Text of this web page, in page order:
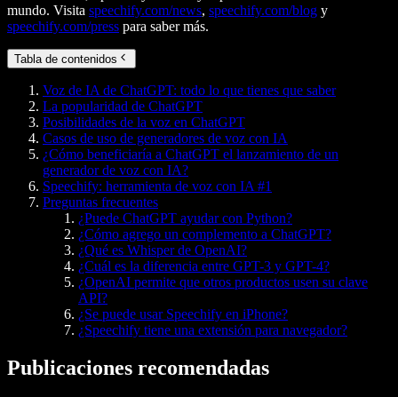
mundo. Visita speechify.com/news, speechify.com/blog y
speechify.com/press para saber más.
Tabla de contenidos
Voz de IA de ChatGPT: todo lo que tienes que saber
La popularidad de ChatGPT
Posibilidades de la voz en ChatGPT
Casos de uso de generadores de voz con IA
¿Cómo beneficiaría a ChatGPT el lanzamiento de un
generador de voz con IA?
Speechify: herramienta de voz con IA #1
Preguntas frecuentes
¿Puede ChatGPT ayudar con Python?
¿Cómo agrego un complemento a ChatGPT?
¿Qué es Whisper de OpenAI?
¿Cuál es la diferencia entre GPT-3 y GPT-4?
¿OpenAI permite que otros productos usen su clave
API?
¿Se puede usar Speechify en iPhone?
¿Speechify tiene una extensión para navegador?
Publicaciones recomendadas